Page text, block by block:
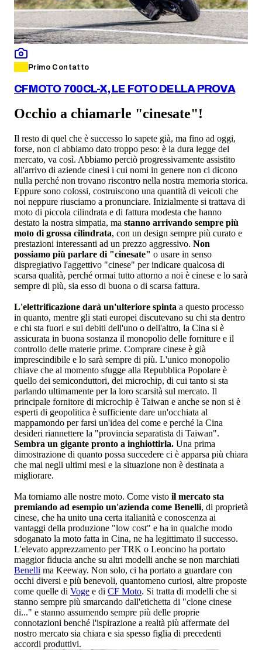
Primo Contatto
CFMOTO 700CL-X, LE FOTO DELLA PROVA
Occhio a chiamarle "cinesate"!
Il resto di quel che è successo lo sapete già, ma fino ad oggi,
forse, non ci abbiamo dato troppo peso: è la dura legge del
mercato, va così. Abbiamo perciò progressivamente assistito
all'arrivo di aziende cinesi i cui nomi in genere non ci dicono
nulla perché non trovano riscontro nella nostra memoria storica.
Eppure sono colossi, costruiscono una quantità di veicoli che
noi neppure riusciamo a pronunciare. Inizialmente si trattava di
moto di piccola cilindrata e di fattura modesta che hanno
destato la nostra simpatia, ma stanno arrivando sempre più
moto di grossa cilindrata, con un design sempre più curato e
prestazioni interessanti ad un prezzo aggressivo. Non
possiamo più parlare di "cinesate" o usare in senso
dispregiativo l'aggettivo "cinese" per indicare qualcosa di
scarsa qualità, perché ormai tutto attorno a noi è cinese e lo sarà
sempre di più, sia esso di buona o di scarsa fattura.
L'elettrificazione darà un'ulteriore spinta a questo processo
in quanto, mentre gli stati europei discutevano su chi sta dentro
e chi sta fuori e sui debiti dell'uno o dell'altro, la Cina si è
assicurata in buona sostanza il monopolio delle forniture e il
controllo delle materie prime. Comprare cinese è già
imprescindibile e lo sarà sempre di più. L'unico monopolio
chiave che al momento sfugge alla Repubblica Popolare è
quello dei semiconduttori, dei microchip, di cui tanto si sta
parlando ultimamente per la loro scarsità sul mercato. Il
principale fornitore di microchip è Taiwan e anche se non si è
esperti di geopolitica è sufficiente dare un'occhiata al
mappamondo per farsi un'idea del come e perché la Cina
desideri riannettere la "provincia separatista di Taiwan".
Sembra un gigante pronto a inghiottirla. Una prima
dimostrazione di quanto possa succedere ci è apparsa più chiara
che mai negli ultimi mesi e la situazione non è destinata a
migliorare.
Ma torniamo alle nostre moto. Come visto il mercato sta
premiando ad esempio un'azienda come Benelli, di proprietà
cinese, che ha unito una certa italianità e conoscenza ai
vantaggi della produzione "low cost" e ha in qualche modo
sdoganato la moto fatta in Cina, ne ha legittimato il successo.
L'elevato apprezzamento per TRK o Leoncino ha portato
maggior fiducia anche su altri modelli anche se non marchiati
Benelli ma Keeway. Non solo, ci ha portato a guardare con
occhi diversi e più benevoli, quantomeno curiosi, altre proposte
come quelle di Voge e di CF Moto. Si tratta di modelli che si
stanno sempre più smarcando dall'etichetta di "clone cinese
di..." e stanno assumendo sempre più delle proprie
connotazioni benché l'ispirazione a realtà più affermate del
nostro mercato sia chiara e sia spesso figlia di precedenti
accordi produttivi.